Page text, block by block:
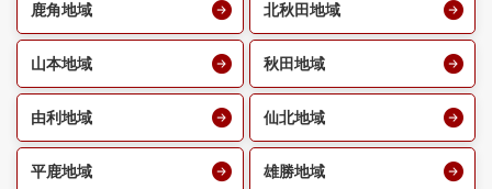
鹿角地域 北秋田地域
山本地域 秋田地域
由利地域 仙北地域
平鹿地域 雄勝地域